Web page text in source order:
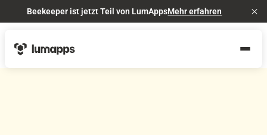
Beekeeper ist jetzt Teil von LumAppsMehr erfahren